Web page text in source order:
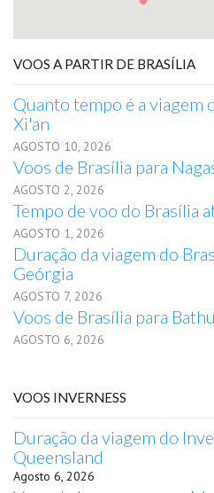
VOOS A PARTIR DE BRASÍLIA
Quanto tempo é a viagem
Xi'an
AGOSTO 10, 2026
Voos de Brasília para
AGOSTO 2, 2026
Tempo de voo do Brasília
AGOSTO 1, 2026
Duração da viagem do
Geórgia
AGOSTO 7, 2026
Voos de Brasília para
AGOSTO 6, 2026
VOOS INVERNESS
Duração da viagem do
Queensland
Agosto 6, 2026